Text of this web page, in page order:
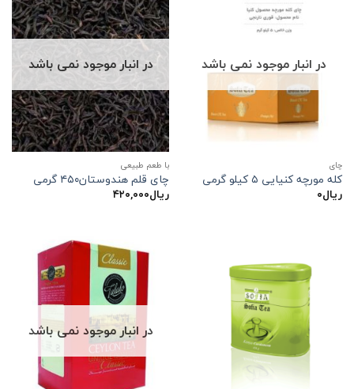
در انبار موجود نمی باشد
چاي
کله مورچه کنیایی ۵ کیلو گرمی
ریال۰
در انبار موجود نمی باشد
با طعم طبیعی
چای قلم هندوستان۴۵۰ گرمی
ریال۴۲۰,۰۰۰
در انبار موجود نمی باشد